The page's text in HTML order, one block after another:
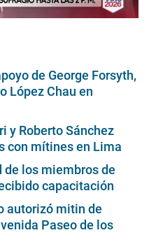
de George Forsyth,
López Chau en
y Roberto Sánchez
con mítines en Lima
de los miembros de
capacitación
autorizó mitin de
Paseo de los